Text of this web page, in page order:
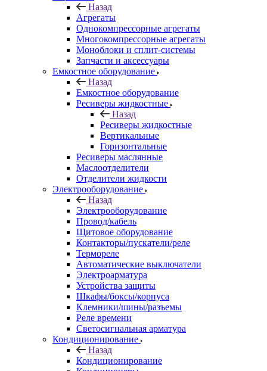
Назад
Агрегаты
Однокомпрессорные агрегаты
Многокомпрессорные агрегаты
Моноблоки и сплит-системы
Запчасти и аксессуары
Емкостное оборудование
Назад
Емкостное оборудование
Ресиверы жидкостные
Назад
Ресиверы жидкостные
Вертикальные
Горизонтальные
Ресиверы маслянные
Маслоотделители
Отделители жидкости
Электрооборудование
Назад
Электрооборудование
Провод/кабель
Щитовое оборудование
Контакторы/пускатели/реле
Термореле
Автоматические выключатели
Электроарматура
Устройства защиты
Шкафы/боксы/корпуса
Клемники/шины/разъемы
Реле времени
Светосигнальная арматура
Кондиционирование
Назад
Кондиционирование